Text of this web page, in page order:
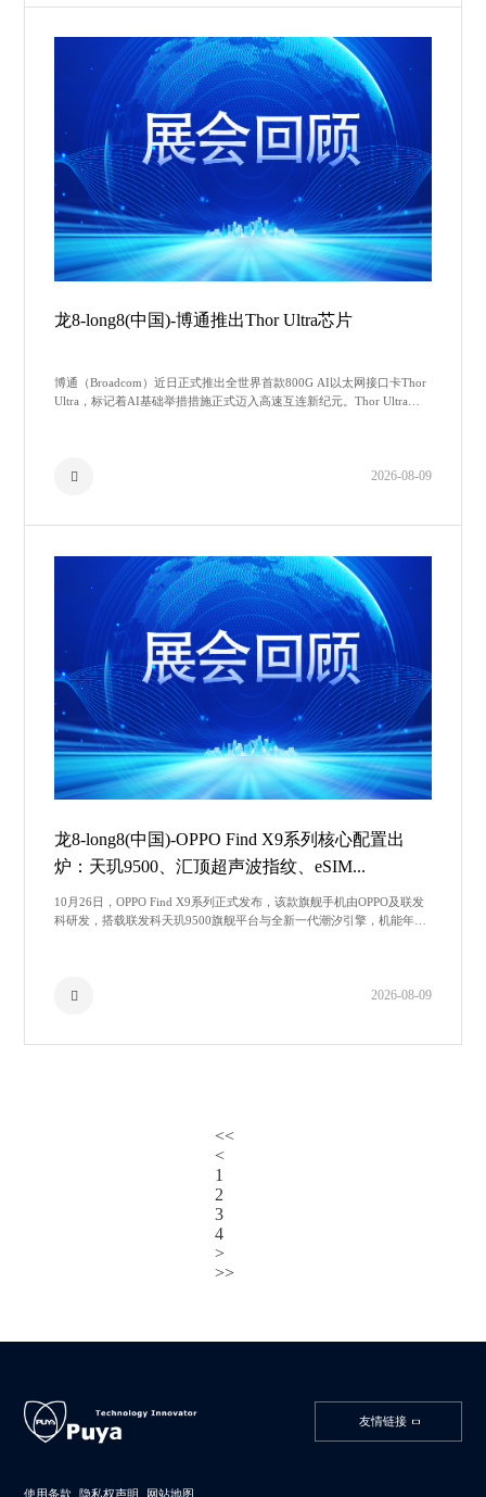
龙8-long8(中国)-博通推出Thor Ultra芯片
博通（Broadcom）近日正式推出全世界首款800G AI以太网接口卡Thor
Ultra，标记着AI基础举措措施正式迈入高速互连新纪元。Thor Ultra可
2026-08-09
龙8-long8(中国)-OPPO Find X9系列核心配置出
炉：天玑9500、汇顶超声波指纹、eSIM...
10月26日，OPPO Find X9系列正式发布，该款旗舰手机由OPPO及联发
科研发，搭载联发科天玑9500旗舰平台与全新一代潮汐引擎，机能年夜
2026-08-09
<<
<
1
2
3
4
>
>>
友情链接
使用条款 隐私权声明 网站地图